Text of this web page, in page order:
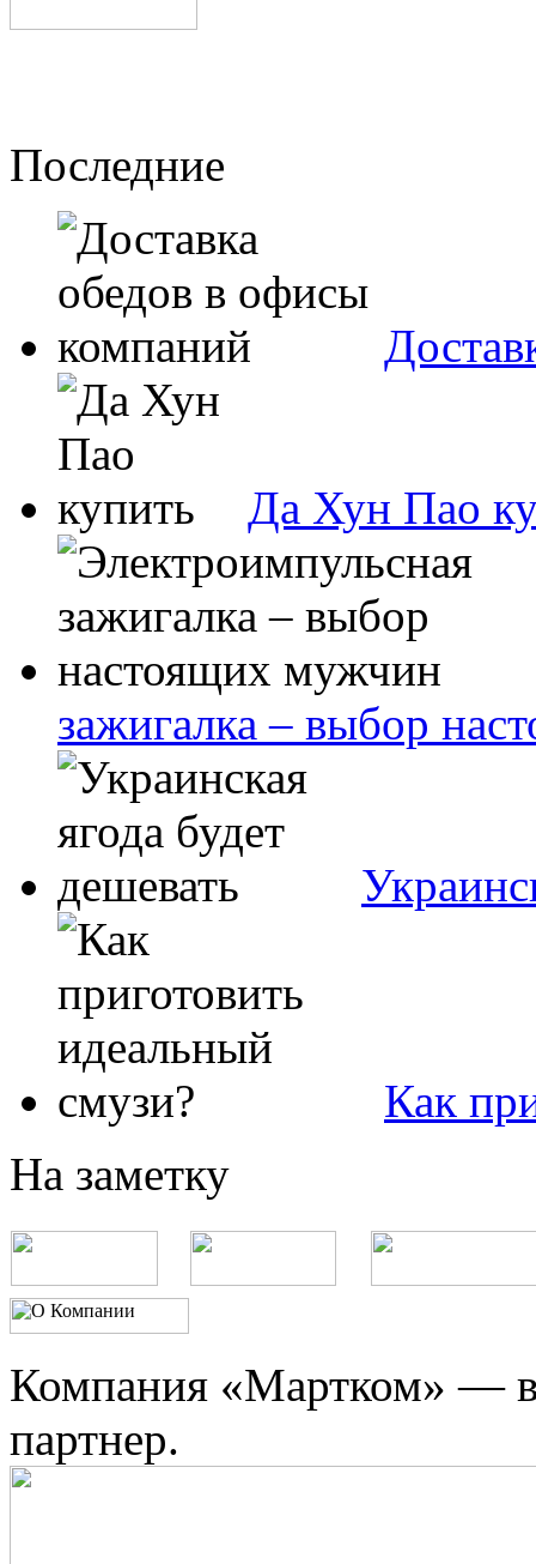
Последние
Да Хун Пао
зажигалка – выбор
Как
На заметку
Компания «Мартком» —
партнер.